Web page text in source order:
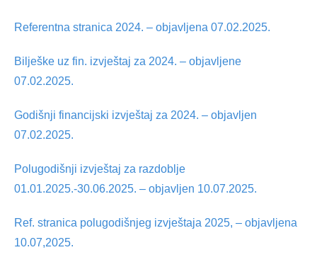
Referentna stranica 2024. – objavljena 07.02.2025.
Bilješke uz fin. izvještaj za 2024. – objavljene
07.02.2025.
Godišnji financijski izvještaj za 2024. – objavljen
07.02.2025.
Polugodišnji izvještaj za razdoblje
01.01.2025.-30.06.2025. – objavljen 10.07.2025.
Ref. stranica polugodišnjeg izvještaja 2025, – objavljena
10.07,2025.